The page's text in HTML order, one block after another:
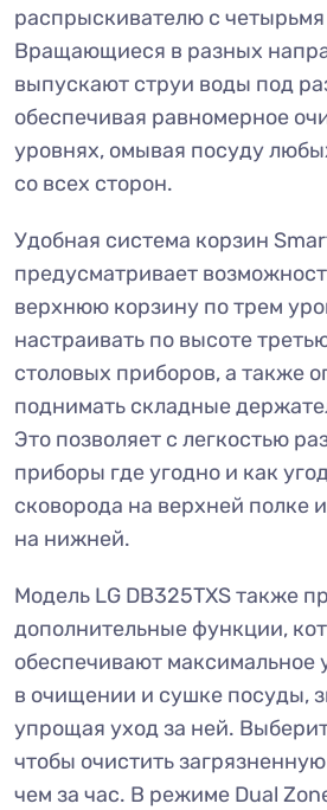
распрыскивателю с
Вращающиеся в разных
выпускают струи воды под
обеспечивая равномерное
уровнях, омывая посуду
со всех сторон.
Удобная система корзин
предусматривает
верхнюю корзину по трем
настраивать по высоте
столовых приборов, а также
поднимать складные
Это позволяет с легкостью
приборы где угодно и как
сковорода на верхней полке
на нижней.
Модель LG DB325TXS также
дополнительные функции,
обеспечивают максимальное
в очищении и сушке посуды,
упрощая уход за ней.
чтобы очистить
чем за час. В режиме Dual